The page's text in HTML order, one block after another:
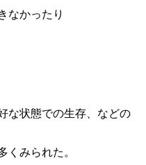
なかったり
な状態での生存、などの
くみられた。